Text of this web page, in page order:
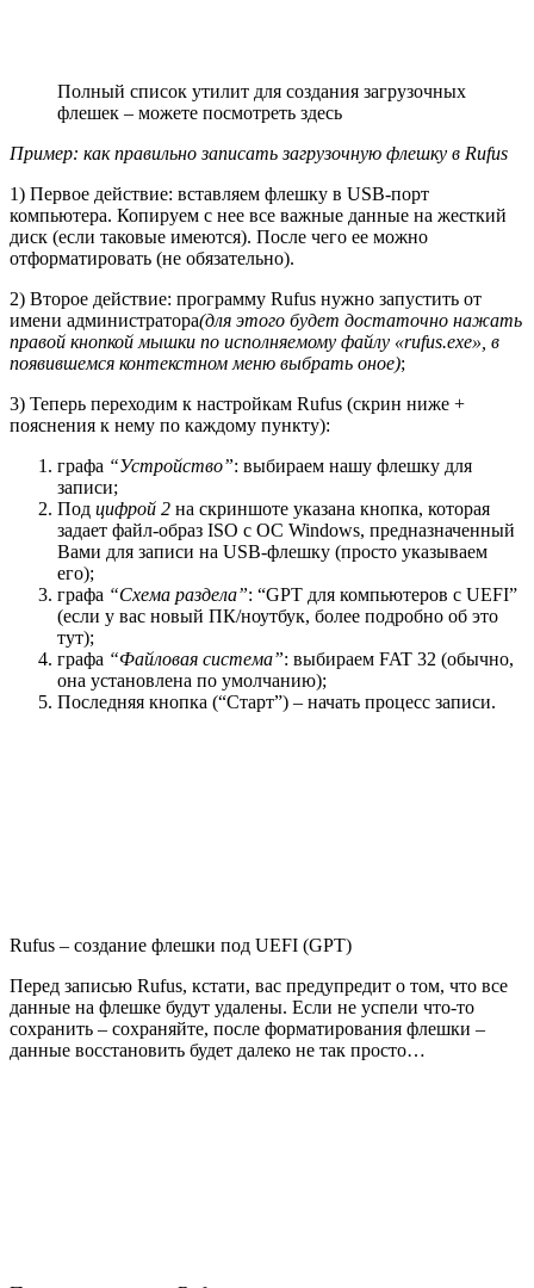
Полный список утилит для создания загрузочных
флешек – можете посмотреть здесь
Пример: как правильно записать загрузочную флешку в Rufus
1) Первое действие: вставляем флешку в USB-порт
компьютера. Копируем с нее все важные данные на жесткий
диск (если таковые имеются). После чего ее можно
отформатировать (не обязательно).
2) Второе действие: программу Rufus нужно запустить от
имени администратора(для этого будет достаточно нажать
правой кнопкой мышки по исполняемому файлу «rufus.exe», в
появившемся контекстном меню выбрать оное);
3) Теперь переходим к настройкам Rufus (скрин ниже +
пояснения к нему по каждому пункту):
графа “Устройство”: выбираем нашу флешку для
записи;
Под цифрой 2 на скриншоте указана кнопка, которая
задает файл-образ ISO с ОС Windows, предназначенный
Вами для записи на USB-флешку (просто указываем
его);
графа “Схема раздела”: “GPT для компьютеров с UEFI”
(если у вас новый ПК/ноутбук, более подробно об это
тут);
графа “Файловая система”: выбираем FAT 32 (обычно,
она установлена по умолчанию);
Последняя кнопка (“Старт”) – начать процесс записи.
Rufus – создание флешки под UEFI (GPT)
Перед записью Rufus, кстати, вас предупредит о том, что все
данные на флешке будут удалены. Если не успели что-то
сохранить – сохраняйте, после форматирования флешки –
данные восстановить будет далеко не так просто…